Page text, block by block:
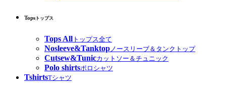
Tops トップス
Tops All トップス全て
Nosleeve&Tanktop ノースリーブ＆タンクトップ
Cutsew&Tunicカットソー＆チュニック
Polo shirtsポロシャツ
TshirtsTシャツ